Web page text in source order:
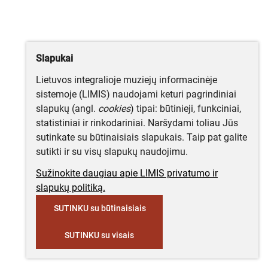
Slapukai
Lietuvos integralioje muziejų informacinėje
sistemoje (LIMIS) naudojami keturi pagrindiniai
slapukų (angl. cookies) tipai: būtinieji, funkciniai,
statistiniai ir rinkodariniai. Naršydami toliau Jūs
sutinkate su būtinaisiais slapukais. Taip pat galite
sutikti ir su visų slapukų naudojimu.
Sužinokite daugiau apie LIMIS privatumo ir
slapukų politiką.
SUTINKU su būtinaisiais
SUTINKU su visais